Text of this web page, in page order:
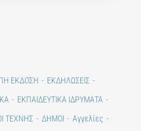
ΕΚΔΟΣΗ
ΕΚΔΗΛΩΣΕΙΣ
ΕΚΠΑΙΔΕΥΤΙΚΑ ΙΔΡΥΜΑΤΑ
ΤΕΧΝΗΣ ΔΗΜΟΙ
Αγγελίες